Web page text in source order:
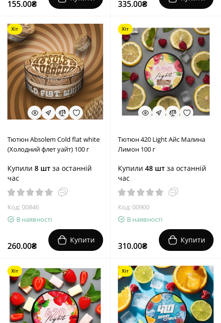
155.00₴ 335.00₴
Хіт
Тютюн Absolem Cold flat white
(Холодний флет уайт) 100 г
Купили 8 шт за останній
час
Код: 00846
В наявності
260.00₴
Купити
Хіт
Тютюн 420 Light Айс Малина
Лимон 100 г
Купили 48 шт за останній
час
Код: 00900
В наявності
310.00₴
Купити
Хіт Хіт